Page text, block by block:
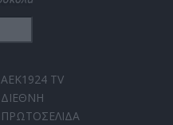
AEK1924 TV
ΔΙΕΘΝΗ
ΠΡΩΤΟΣΕΛΙΔΑ